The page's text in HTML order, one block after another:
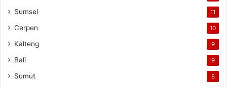
Sumsel 11
Cerpen 10
Kalteng 9
Bali 9
Sumut 8